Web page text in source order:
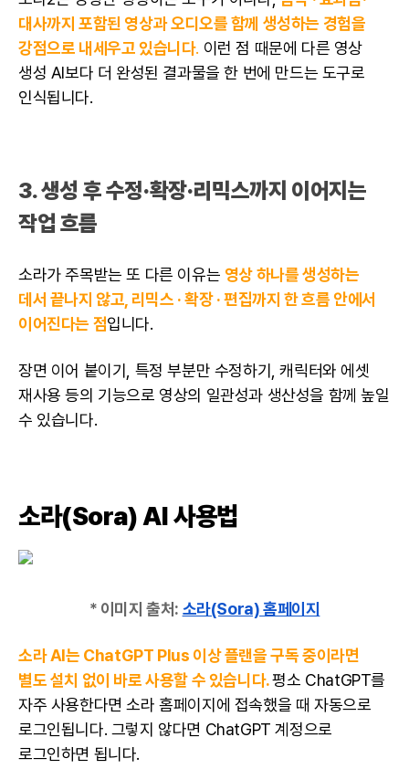
대사까지 포함된 영상과 오디오를 함께 생성하는 경험을
강점으로 내세우고 있습니다. 이런 점 때문에 다른 영상
생성 AI보다 더 완성된 결과물을 한 번에 만드는 도구로
인식됩니다.
3. 생성 후 수정·확장·리믹스까지 이어지는
작업 흐름
소라가 주목받는 또 다른 이유는 영상 하나를 생성하는
데서 끝나지 않고, 리믹스 · 확장 · 편집까지 한 흐름 안에서
이어진다는 점입니다.
장면 이어 붙이기, 특정 부분만 수정하기, 캐릭터와 에셋
재사용 등의 기능으로 영상의 일관성과 생산성을 함께 높일
수 있습니다.
소라(Sora) AI 사용법
* 이미지 출처: 소라(Sora) 홈페이지
소라 AI는 ChatGPT Plus 이상 플랜을 구독 중이라면
별도 설치 없이 바로 사용할 수 있습니다.평소 ChatGPT를
자주 사용한다면 소라 홈페이지에 접속했을 때 자동으로
로그인됩니다. 그렇지 않다면 ChatGPT 계정으로
로그인하면 됩니다.